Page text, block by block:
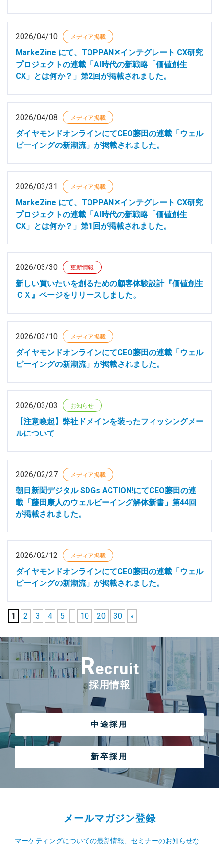
2026/04/10 メディア掲載
MarkeZine にて、TOPPAN✕インテグレート CX研究
プロジェクトの連載「AI時代の新戦略「価値創生
CX」とは何か？」第2回が掲載されました。
2026/04/08 メディア掲載
ダイヤモンドオンラインにてCEO藤田の連載「ウェル
ビーイングの新潮流」が掲載されました。
2026/03/31 メディア掲載
MarkeZine にて、TOPPAN✕インテグレート CX研究
プロジェクトの連載「AI時代の新戦略「価値創生
CX」とは何か？」第1回が掲載されました。
2026/03/30 更新情報
新しい買いたいを創るための顧客体験設計『価値創生
ＣＸ』ページをリリースしました。
2026/03/10 メディア掲載
ダイヤモンドオンラインにてCEO藤田の連載「ウェル
ビーイングの新潮流」が掲載されました。
2026/03/03 お知らせ
【注意喚起】弊社ドメインを装ったフィッシングメー
ルについて
2026/02/27 メディア掲載
朝日新聞デジタル SDGs ACTION!にてCEO藤田の連
載「藤田康人のウェルビーイング解体新書」第44回
が掲載されました。
2026/02/12 メディア掲載
ダイヤモンドオンラインにてCEO藤田の連載「ウェル
ビーイングの新潮流」が掲載されました。
1 2 3 4 5 10 20 30 »
Recruit
採用情報
中途採用
新卒採用
メールマガジン登録
マーケティングについての最新情報、セミナーのお知らせな